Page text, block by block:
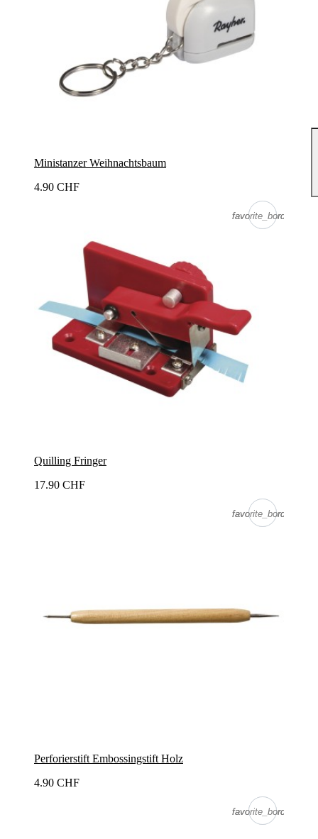
Ministanzer Weihnachtsbaum
4.90 CHF
favorite_border
favorite_border
Quilling Fringer
17.90 CHF
favorite_border
favorite_border
Perforierstift Embossingstift Holz
4.90 CHF
favorite_border
favorite_border